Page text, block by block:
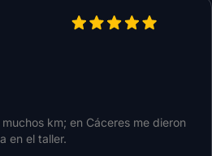
km; en Cáceres me dieron
en el taller.